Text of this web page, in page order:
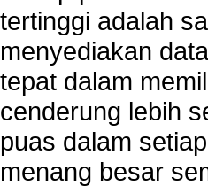
tertinggi adalah
menyediakan
tepat dalam
cenderung lebih
puas dalam
menang besar